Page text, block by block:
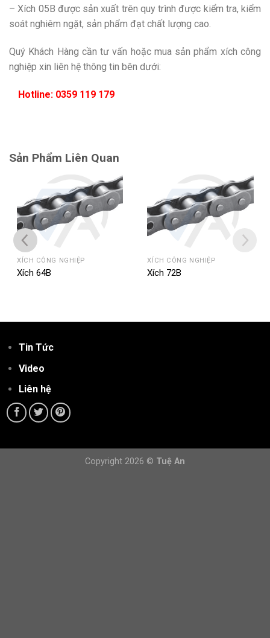
– Xích 05B được sản xuất trên quy trình được kiểm tra, kiểm
soát nghiêm ngặt, sản phẩm đạt chất lượng cao.
Quý Khách Hàng cần tư vấn hoặc mua sản phẩm xích công
nghiệp xin liên hệ thông tin bên dưới:
Hotline: 0359 119 179
Sản Phẩm Liên Quan
XÍCH CÔNG NGHIỆP
Xích 64B
XÍCH CÔNG NGHIỆP
Xích 72B
Tin Tức
Video
Liên hệ
Copyright 2026 © Tuệ An